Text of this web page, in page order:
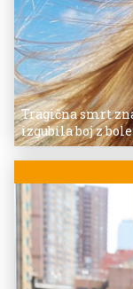
Tragična smrt
izgubila boj z